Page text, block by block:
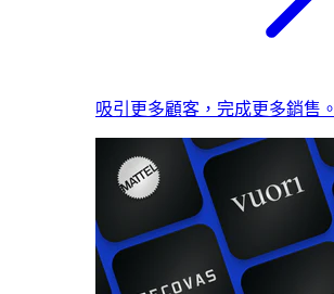
吸引更多顧客，完成更多銷售。